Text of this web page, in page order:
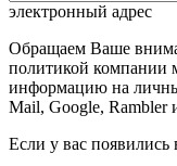
электронный адрес
Обращаем Ваше
политикой компании
информацию на
Mail, Google, Rambler
Если у вас появились